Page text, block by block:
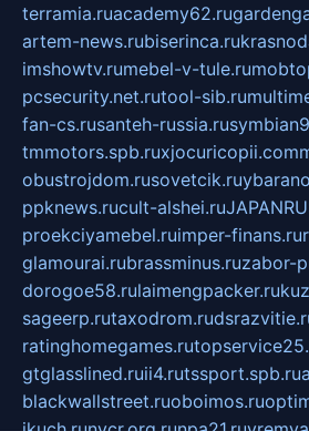
terramia.ruacademy62.ru
artem-news.rubiserinca.ru
imshowtv.rumebel-v-tule.ru
pcsecurity.net.rutool-sib.ru
fan-cs.rusanteh-russia.ru
tmmotors.spb.ruxjocuricopii.com
obustrojdom.rusovetcik.ru
ppknews.rucult-alshei.ru
proekciyamebel.ruimper-finans.ru
glamourai.rubrassminus.ruzabor-
dorogoe58.rulaimengpacker.ru
sageerp.rutaxodrom.ru
ratinghomegames.ru
gtglasslined.ruii4.rutssport.spb.ru
blackwallstreet.ruoboimos.ru